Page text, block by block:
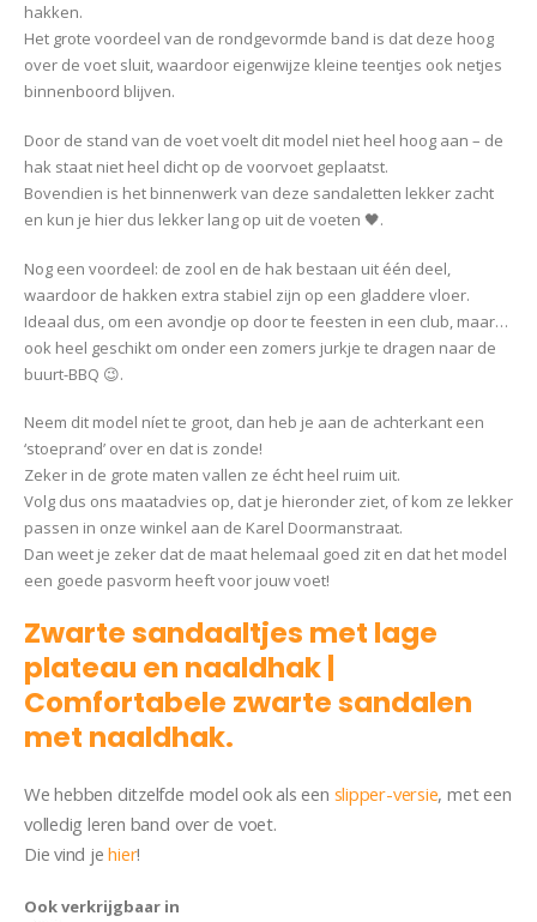
hakken.
Het grote voordeel van de rondgevormde band is dat deze hoog
over de voet sluit, waardoor eigenwijze kleine teentjes ook netjes
binnenboord blijven.
Door de stand van de voet voelt dit model niet heel hoog aan – de
hak staat niet heel dicht op de voorvoet geplaatst.
Bovendien is het binnenwerk van deze sandaletten lekker zacht
en kun je hier dus lekker lang op uit de voeten 🖤.
Nog een voordeel: de zool en de hak bestaan uit één deel,
waardoor de hakken extra stabiel zijn op een gladdere vloer.
Ideaal dus, om een avondje op door te feesten in een club, maar…
ook heel geschikt om onder een zomers jurkje te dragen naar de
buurt-BBQ 😉.
Neem dit model níet te groot, dan heb je aan de achterkant een
‘stoeprand’ over en dat is zonde!
Zeker in de grote maten vallen ze écht heel ruim uit.
Volg dus ons maatadvies op, dat je hieronder ziet, of kom ze lekker
passen in onze winkel aan de Karel Doormanstraat.
Dan weet je zeker dat de maat helemaal goed zit en dat het model
een goede pasvorm heeft voor jouw voet!
Zwarte sandaaltjes met lage
plateau en naaldhak |
Comfortabele zwarte sandalen
met naaldhak.
We hebben ditzelfde model ook als een slipper-versie, met een
volledig leren band over de voet.
Die vind jehier!
Ook verkrijgbaar in